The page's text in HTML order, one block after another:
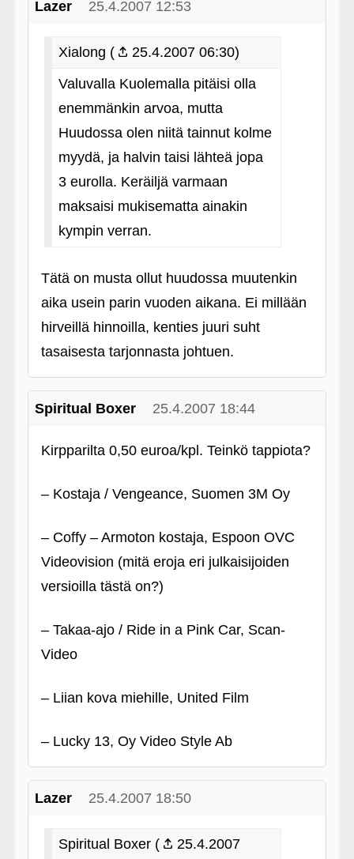
Lazer 25.4.2007 12:53
Xialong (
25.4.2007 06:30)
Valuvalla Kuolemalla pitäisi olla
enemmänkin arvoa, mutta
Huudossa olen niitä tainnut kolme
myydä, ja halvin taisi lähteä jopa
3 eurolla. Keräiljä varmaan
maksaisi mukisematta ainakin
kympin verran.
Tätä on musta ollut huudossa muutenkin
aika usein parin vuoden aikana. Ei millään
hirveillä hinnoilla, kenties juuri suht
tasaisesta tarjonnasta johtuen.
Spiritual Boxer 25.4.2007 18:44
Kirpparilta 0,50 euroa/kpl. Teinkö tappiota?
– Kostaja / Vengeance, Suomen 3M Oy
– Coffy – Armoton kostaja, Espoon OVC
Videovision (mitä eroja eri julkaisijoiden
versioilla tästä on?)
– Takaa-ajo / Ride in a Pink Car, Scan-
Video
– Liian kova miehille, United Film
– Lucky 13, Oy Video Style Ab
Lazer 25.4.2007 18:50
Spiritual Boxer (
25.4.2007